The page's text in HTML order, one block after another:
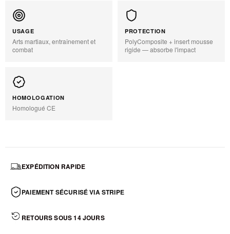
USAGE
Arts martiaux, entraînement et
combat
PROTECTION
PolyComposite + insert mousse
rigide — absorbe l'impact
HOMOLOGATION
Homologué CE
EXPÉDITION RAPIDE
PAIEMENT SÉCURISÉ VIA STRIPE
RETOURS SOUS 14 JOURS